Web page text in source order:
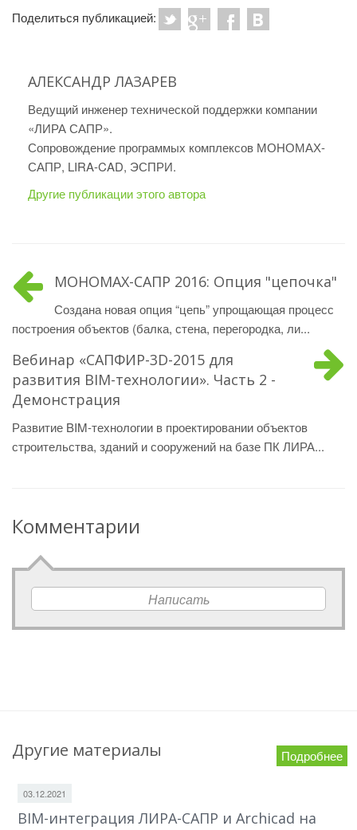
Поделиться публикацией:
АЛЕКСАНДР ЛАЗАРЕВ
Ведущий инженер технической поддержки компании
«ЛИРА САПР».
Сопровождение программых комплексов МОНОМАХ-
САПР, LIRA-CAD, ЭСПРИ.
Другие публикации этого автора
МОНОМАХ-САПР 2016: Опция "цепочка"
Создана новая опция “цепь” упрощающая процесс
построения объектов (балка, стена, перегородка, ли...
Вебинар «САПФИР-3D-2015 для
развития BIM-технологии». Часть 2 -
Демонстрация
Развитие BIM-технологии в проектировании объектов
строительства, зданий и сооружений на базе ПК ЛИРА...
Комментарии
Написать
Другие материалы Подробнее
03.12.2021
BIM-интеграция ЛИРА-САПР и Archicad на